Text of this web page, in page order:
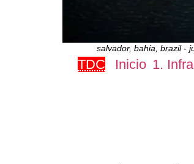
salvador, bahia, brazil -
TDC Inicio 1.